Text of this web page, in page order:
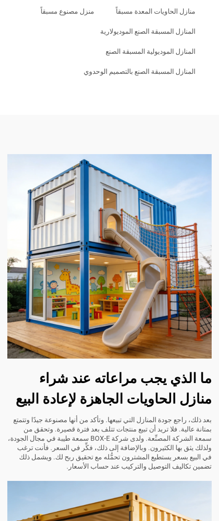
منازل الحاويات المعدة مسبقاً منزل مصنوع مسبقاً
المنازل المسبقة الصنع الموديولارية
المنازل الموديولية المسبقة الصنع
المنازل المسبقة الصنع بالتصميم الوحدوي
ما الذي يجب مراعاته عند شراء
منازل الحاويات الجاهزة لإعادة البيع
بعد ذلك، راجع جودة المنازل التي تبيعها. وتأكد من أنها مصنوعة جيدًا وتتمتع
بمتانة عالية. فلا تريد أن تبيع منتجات تتلف بعد فترة قصيرة. وتحقق من
سمعة الشركة المصنِّعة. ولدى شركة BOX-E سمعة طيبة في مجال الجودة،
ولذلك يثق بها الكثيرون. وبالإضافة إلى ذلك، فكِّر في السعر. فأنت ترغب
في البيع بسعر يستطيع المشترون تحمُّله مع تحقيق ربح لك. ويشمل ذلك
تضمين تكاليف التوصيل والتركيب عند حساب الأسعار.